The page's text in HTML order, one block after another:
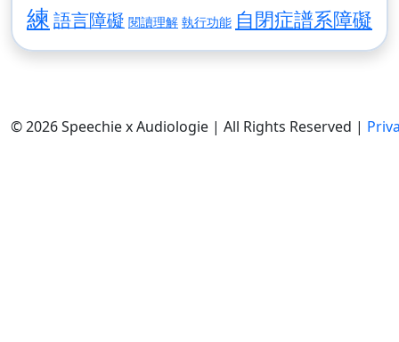
練語言障礙 閱讀理解 執行功能 自閉症譜系障礙
© 2026 Speechie x Audiologie | All Rights Reserved |